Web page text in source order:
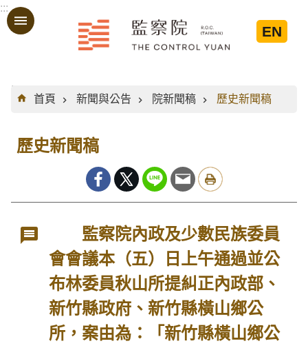
跳到主要內容區塊
:::
EN
:::
首頁
新聞與公告 院新聞稿 歷史新聞稿
歷史新聞稿
監察院內政及少數民族委員
會會議本（五）日上午通過並公
布林委員秋山所提糾正內政部、
新竹縣政府、新竹縣橫山鄉公
所，案由為：「新竹縣橫山鄉公